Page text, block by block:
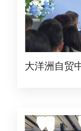
大洋洲自贸